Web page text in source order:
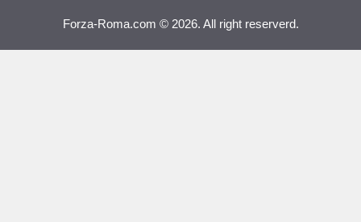
Forza-Roma.com © 2026. All right reserverd.